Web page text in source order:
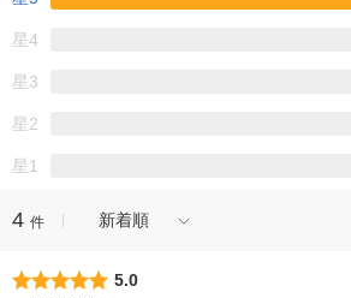
星4
星3
星2
星1
4 件 新着順
5.0